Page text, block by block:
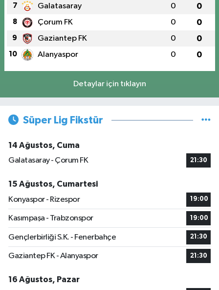
7 Galatasaray 0 0
8 Çorum FK 0 0
9 Gaziantep FK 0 0
10 Alanyaspor 0 0
Detaylar için tıklayın
Süper Lig Fikstür
14 Ağustos, Cuma
Galatasaray - Çorum FK
21:30
15 Ağustos, Cumartesi
Konyaspor - Rizespor
19:00
Kasımpaşa - Trabzonspor 19:00
Gençlerbirliği S.K. - Fenerbahçe 21:30
Gaziantep FK - Alanyaspor 21:30
16 Ağustos, Pazar